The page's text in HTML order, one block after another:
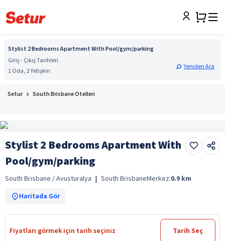
Stylist 2 Bedrooms Apartment With Pool/gym/parking
Giriş - Çıkış Tarihleri
1 Oda, 2 Yetişkin
Yeniden Ara
Setur South Brisbane Otelleri
Stylist 2 Bedrooms Apartment With
Pool/gym/parking
South Brisbane / Avusturalya | South BrisbaneMerkez:0.9 km
Haritada Gör
Fiyatları görmek için tarih seçiniz Tarih Seç